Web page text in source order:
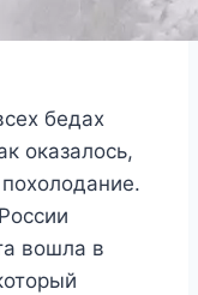
бедах
оказалось,
вошла в